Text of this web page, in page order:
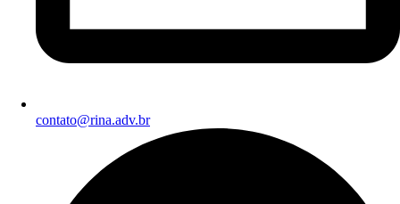
contato@rina.adv.br